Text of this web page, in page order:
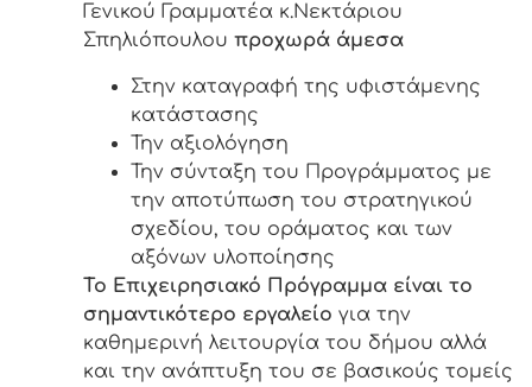
Γενικού Γραμματέα κ.Νεκτάριου
Σπηλιόπουλου προχωρά άμεσα
Στην καταγραφή της υφιστάμενης
κατάστασης
Την αξιολόγηση
Την σύνταξη του Προγράμματος με
την αποτύπωση του στρατηγικού
σχεδίου, του οράματος και των
αξόνων υλοποίησης
Το Επιχειρησιακό Πρόγραμμα είναι το
σημαντικότερο εργαλείο για την
καθημερινή λειτουργία του δήμου αλλά
και την ανάπτυξη του σε βασικούς τομείς